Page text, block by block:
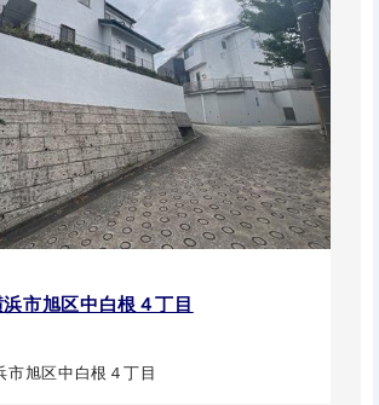
市旭区中白根４丁目
市旭区中白根４丁目